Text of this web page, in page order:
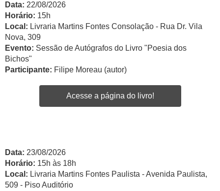
Data: 22/08/2026
Horário: 15h
Local: Livraria Martins Fontes Consolação - Rua Dr. Vila
Nova, 309
Evento: Sessão de Autógrafos do Livro "Poesia dos
Bichos"
Participante: Filipe Moreau (autor)
Acesse a página do livro!
Data: 23/08/2026
Horário: 15h às 18h
Local: Livraria Martins Fontes Paulista - Avenida Paulista,
509 - Piso Auditório